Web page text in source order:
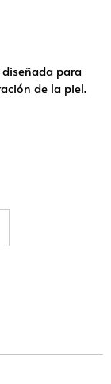
para
de la piel.